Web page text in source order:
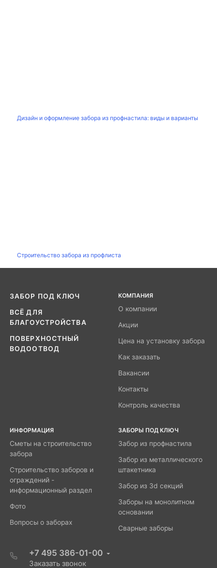
Дизайн и оформление забора из профнастила: виды и варианты
Строительство забора из профлиста
ЗАБОР ПОД КЛЮЧ
ВСЁ ДЛЯ
БЛАГОУСТРОЙСТВА
ПОВЕРХНОСТНЫЙ
ВОДООТВОД
КОМПАНИЯ
О компании
Акции
Цена на установку забора
Как заказать
Вакансии
Контакты
Контроль качества
ИНФОРМАЦИЯ
Сметы на строительство
забора
Строительство заборов и
ограждений -
информационный раздел
Фото
Вопросы о заборах
ЗАБОРЫ ПОД КЛЮЧ
Забор из профнастила
Забор из металлического
штакетника
Забор из 3d секций
Заборы на монолитном
основании
Сварные заборы
+7 495 386-01-00
Заказать звонок